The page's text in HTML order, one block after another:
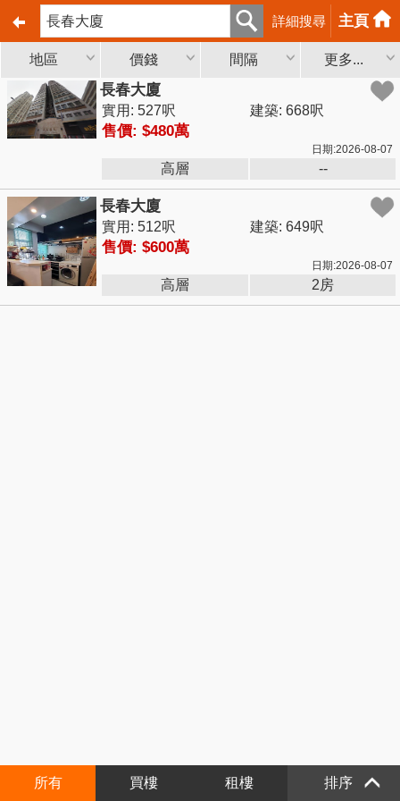
詳細搜尋 主頁
地區 價錢 間隔 更多...
長春大廈
實用: 527呎 建築: 668呎
售價: $480萬
日期:2026-08-07
高層 --
長春大廈
實用: 512呎 建築: 649呎
售價: $600萬
日期:2026-08-07
高層 2房
所有 買樓 租樓 排序